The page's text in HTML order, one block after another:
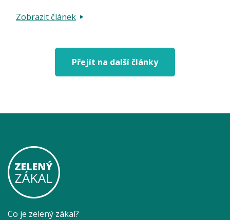
Zobrazit článek
Přejít na další články
Co je zelený zákal?